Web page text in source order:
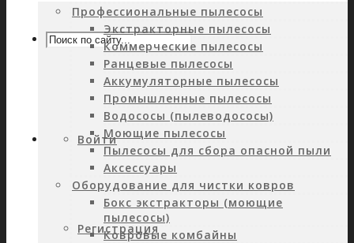
Войти
Регистрация
Профессиональные пылесосы
Экстракторные пылесосы
Коммерческие пылесосы
Ранцевые пылесосы
Аккумуляторные пылесосы
Промышленные пылесосы
Водососы (пылеводососы)
Моющие пылесосы
Пылесосы для сбора опасной пыли
Аксессуары
Оборудование для чистки ковров
Бокс экстракторы (моющие
пылесосы)
Ковровые комбайны